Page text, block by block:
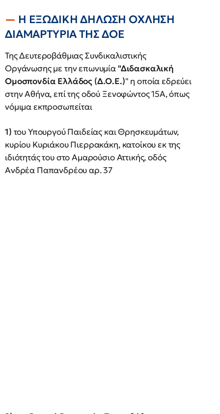
Η ΕΞΩΔΙΚΗ ΔΗΛΩΣΗ ΟΧΛΗΣΗ
ΔΙΑΜΑΡΤΥΡΙΑ ΤΗΣ ΔΟΕ
Της Δευτεροβάθμιας Συνδικαλιστικής
Οργάνωσης με την επωνυμία "Διδασκαλική
Ομοσπονδία Ελλάδος (Δ.Ο.Ε.)" η οποία εδρεύει
στην Αθήνα, επί της οδού Ξενοφώντος 15Α, όπως
νόμιμα εκπροσωπείται
1) του Υπουργού Παιδείας και Θρησκευμάτων,
κυρίου Κυριάκου Πιερρακάκη, κατοίκου εκ της
ιδιότητάς του στο Αμαρούσιο Αττικής, οδός
Ανδρέα Παπανδρέου αρ. 37